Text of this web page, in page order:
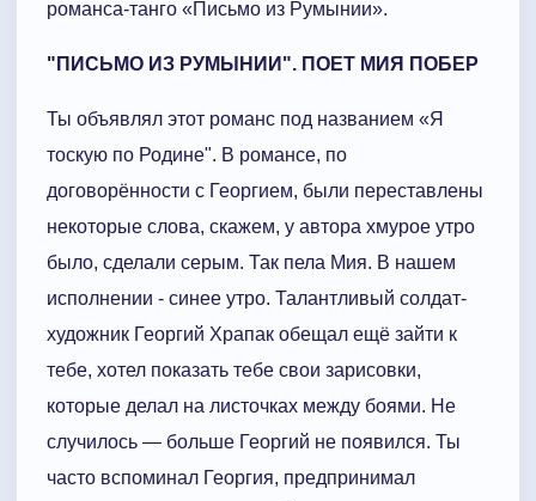
романса-танго «Письмо из Румынии».
"ПИСЬМО ИЗ РУМЫНИИ". ПОЕТ МИЯ ПОБЕР
Ты объявлял этот романс под названием «Я
тоскую по Родине". В романсе, по
договорённости с Георгием, были переставлены
некоторые слова, скажем, у автора хмурое утро
было, сделали серым. Так пела Мия. В нашем
исполнении - синее утро. Талантливый солдат-
художник Георгий Храпак обещал ещё зайти к
тебе, хотел показать тебе свои зарисовки,
которые делал на листочках между боями. Не
случилось — больше Георгий не появился. Ты
часто вспоминал Георгия, предпринимал